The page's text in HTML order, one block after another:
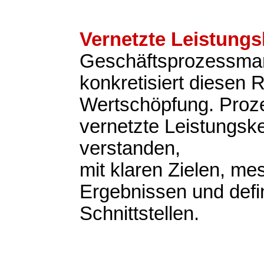
Vernetzte
konkretisiert diesen
Wertschöpfung.
vernetzte
verstanden,
mit klaren Zielen,
Ergebnissen und
Schnittstellen.